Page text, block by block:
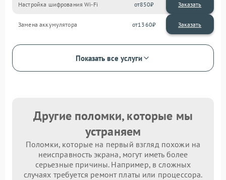
Настройка шифрования Wi-Fi 850
Замена аккумулятора 1360
Показать все услуги
Другие поломки, которые мы
устраняем
Поломки, которые на первый взгляд похожи на
неисправность экрана, могут иметь более
серьезные причины. Например, в сложных
случаях требуется ремонт платы или процессора.